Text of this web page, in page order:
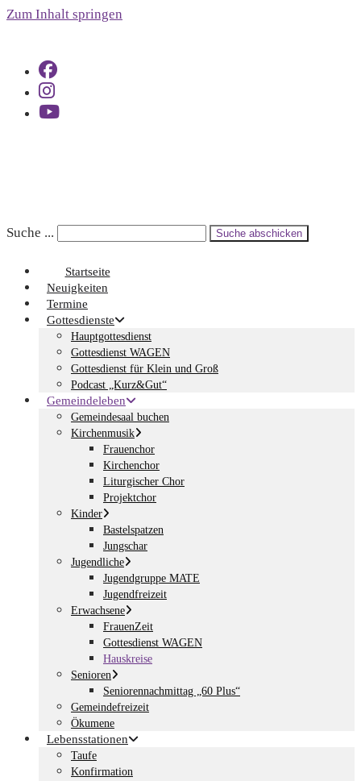
Zum Inhalt springen
Suche ... Suche abschicken
Startseite
Neuigkeiten
Termine
Gottesdienste
Hauptgottesdienst
Gottesdienst WAGEN
Gottesdienst für Klein und Groß
Podcast „Kurz&Gut“
Gemeindeleben
Gemeindesaal buchen
Kirchenmusik
Frauenchor
Kirchenchor
Liturgischer Chor
Projektchor
Kinder
Bastelspatzen
Jungschar
Jugendliche
Jugendgruppe MATE
Jugendfreizeit
Erwachsene
FrauenZeit
Gottesdienst WAGEN
Hauskreise
Senioren
Seniorennachmittag „60 Plus“
Gemeindefreizeit
Ökumene
Lebensstationen
Taufe
Konfirmation